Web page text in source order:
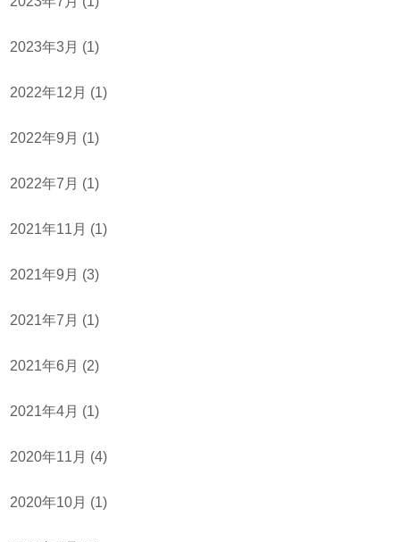
2023年3月 (1)
2022年12月 (1)
2022年9月 (1)
2022年7月 (1)
2021年11月 (1)
2021年9月 (3)
2021年7月 (1)
2021年6月 (2)
2021年4月 (1)
2020年11月 (4)
2020年10月 (1)